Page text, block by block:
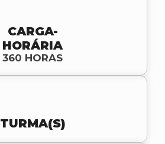
CARGA-
HORÁRIA
360 HORAS
TURMA(S)